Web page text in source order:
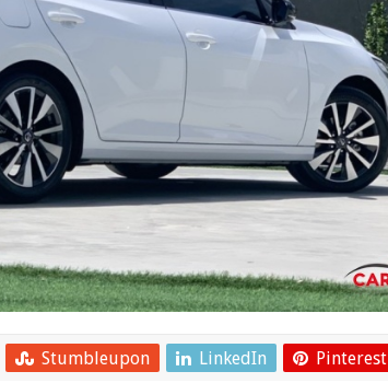
Stumbleupon LinkedIn Pinterest